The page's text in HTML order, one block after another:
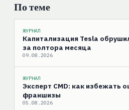
По теме
ЖУРНАЛ
Капитализация Tesla
за полтора месяца
09.08.2026
ЖУРНАЛ
Эксперт CMD: как избежать
франшизы
05.08.2026